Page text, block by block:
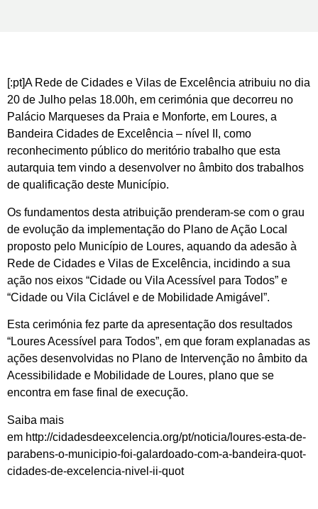
[:pt]A Rede de Cidades e Vilas de Excelência atribuiu no dia
20 de Julho pelas 18.00h, em cerimónia que decorreu no
Palácio Marqueses da Praia e Monforte, em Loures, a
Bandeira Cidades de Excelência – nível II, como
reconhecimento público do meritório trabalho que esta
autarquia tem vindo a desenvolver no âmbito dos trabalhos
de qualificação deste Município.
Os fundamentos desta atribuição prenderam-se com o grau
de evolução da implementação do Plano de Ação Local
proposto pelo Município de Loures, aquando da adesão à
Rede de Cidades e Vilas de Excelência, incidindo a sua
ação nos eixos “Cidade ou Vila Acessível para Todos” e
“Cidade ou Vila Ciclável e de Mobilidade Amigável”.
Esta cerimónia fez parte da apresentação dos resultados
“Loures Acessível para Todos”, em que foram explanadas as
ações desenvolvidas no Plano de Intervenção no âmbito da
Acessibilidade e Mobilidade de Loures, plano que se
encontra em fase final de execução.
Saiba mais
em http://cidadesdeexcelencia.org/pt/noticia/loures-esta-de-
parabens-o-municipio-foi-galardoado-com-a-bandeira-quot-
cidades-de-excelencia-nivel-ii-quot